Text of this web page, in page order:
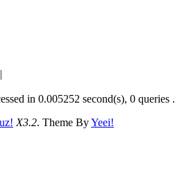
|
in 0.005252 second(s), 0 queries .
X3.2. Theme ByYeei!